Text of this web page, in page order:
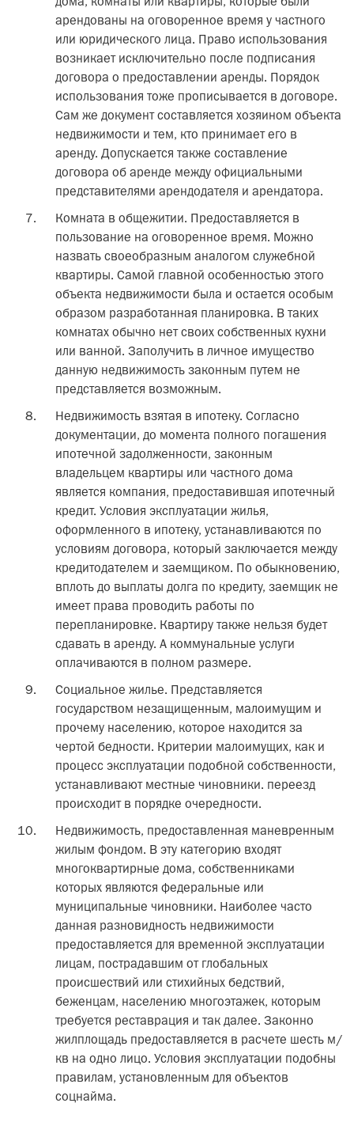
дома, комнаты или квартиры, которые были
арендованы на оговоренное время у частного
или юридического лица. Право использования
возникает исключительно после подписания
договора о предоставлении аренды. Порядок
использования тоже прописывается в договоре.
Сам же документ составляется хозяином объекта
недвижимости и тем, кто принимает его в
аренду. Допускается также составление
договора об аренде между официальными
представителями арендодателя и арендатора.
Комната в общежитии. Предоставляется в
пользование на оговоренное время. Можно
назвать своеобразным аналогом служебной
квартиры. Самой главной особенностью этого
объекта недвижимости была и остается особым
образом разработанная планировка. В таких
комнатах обычно нет своих собственных кухни
или ванной. Заполучить в личное имущество
данную недвижимость законным путем не
представляется возможным.
Недвижимость взятая в ипотеку. Согласно
документации, до момента полного погашения
ипотечной задолженности, законным
владельцем квартиры или частного дома
является компания, предоставившая ипотечный
кредит. Условия эксплуатации жилья,
оформленного в ипотеку, устанавливаются по
условиям договора, который заключается между
кредитодателем и заемщиком. По обыкновению,
вплоть до выплаты долга по кредиту, заемщик не
имеет права проводить работы по
перепланировке. Квартиру также нельзя будет
сдавать в аренду. А коммунальные услуги
оплачиваются в полном размере.
Социальное жилье. Представляется
государством незащищенным, малоимущим и
прочему населению, которое находится за
чертой бедности. Критерии малоимущих, как и
процесс эксплуатации подобной собственности,
устанавливают местные чиновники. переезд
происходит в порядке очередности.
Недвижимость, предоставленная маневренным
жилым фондом. В эту категорию входят
многоквартирные дома, собственниками
которых являются федеральные или
муниципальные чиновники. Наиболее часто
данная разновидность недвижимости
предоставляется для временной эксплуатации
лицам, пострадавшим от глобальных
происшествий или стихийных бедствий,
беженцам, населению многоэтажек, которым
требуется реставрация и так далее. Законно
жилплощадь предоставляется в расчете шесть м/
кв на одно лицо. Условия эксплуатации подобны
правилам, установленным для объектов
соцнайма.